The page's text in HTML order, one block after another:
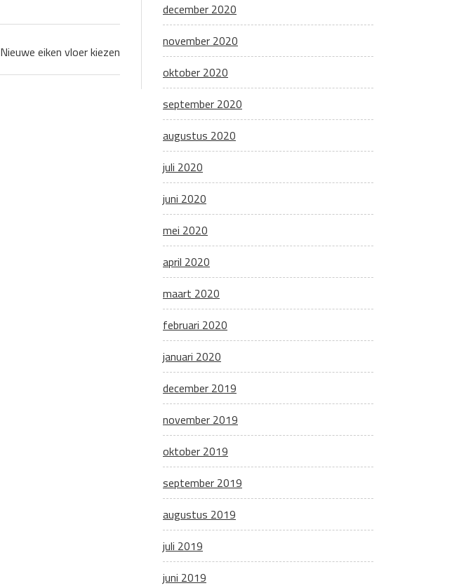
Nieuwe eiken vloer kiezen
december 2020
november 2020
oktober 2020
september 2020
augustus 2020
juli 2020
juni 2020
mei 2020
april 2020
maart 2020
februari 2020
januari 2020
december 2019
november 2019
oktober 2019
september 2019
augustus 2019
juli 2019
juni 2019